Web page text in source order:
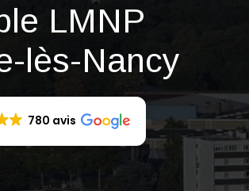
LMNP
lès-Nancy
780 avis